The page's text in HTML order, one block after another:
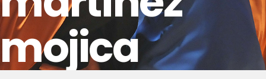
mojica